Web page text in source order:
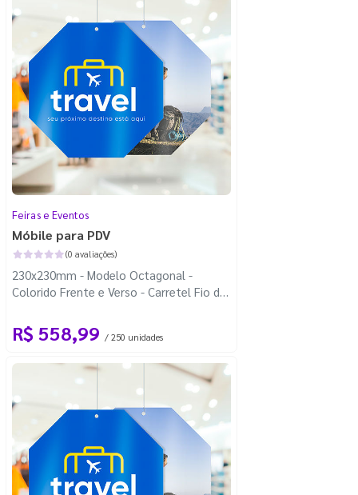
Feiras e Eventos
Móbile para PDV
(0 avaliações)
230x230mm - Modelo Octagonal -
Colorido Frente e Verso - Carretel Fio de
R$ 558,99 / 250 unidades